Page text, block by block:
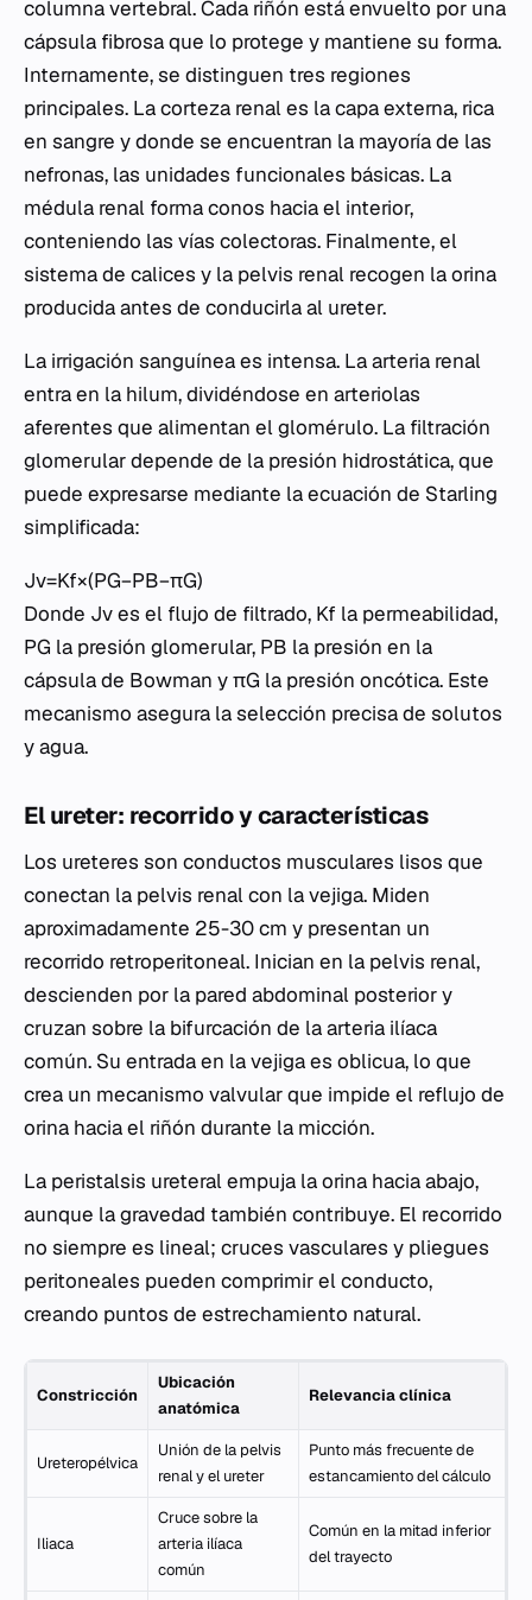
columna vertebral. Cada riñón está envuelto por una
cápsula fibrosa que lo protege y mantiene su forma.
Internamente, se distinguen tres regiones
principales. La corteza renal es la capa externa, rica
en sangre y donde se encuentran la mayoría de las
nefronas, las unidades funcionales básicas. La
médula renal forma conos hacia el interior,
conteniendo las vías colectoras. Finalmente, el
sistema de calices y la pelvis renal recogen la orina
producida antes de conducirla al ureter.
La irrigación sanguínea es intensa. La arteria renal
entra en la hilum, dividéndose en arteriolas
aferentes que alimentan el glomérulo. La filtración
glomerular depende de la presión hidrostática, que
puede expresarse mediante la ecuación de Starling
simplificada:
Jv​=Kf​×(PG​−PB​−πG​)
Donde Jv​ es el flujo de filtrado, Kf​ la permeabilidad,
PG​ la presión glomerular, PB​ la presión en la
cápsula de Bowman y πG​ la presión oncótica. Este
mecanismo asegura la selección precisa de solutos
y agua.
El ureter: recorrido y características
Los ureteres son conductos musculares lisos que
conectan la pelvis renal con la vejiga. Miden
aproximadamente 25-30 cm y presentan un
recorrido retroperitoneal. Inician en la pelvis renal,
descienden por la pared abdominal posterior y
cruzan sobre la bifurcación de la arteria ilíaca
común. Su entrada en la vejiga es oblicua, lo que
crea un mecanismo valvular que impide el reflujo de
orina hacia el riñón durante la micción.
La peristalsis ureteral empuja la orina hacia abajo,
aunque la gravedad también contribuye. El recorrido
no siempre es lineal; cruces vasculares y pliegues
peritoneales pueden comprimir el conducto,
creando puntos de estrechamiento natural.
Constricción
Ubicación
anatómica
Relevancia clínica
Ureteropélvica
Unión de la pelvis
renal y el ureter
Punto más frecuente de
estancamiento del cálculo
Iliaca
Cruce sobre la
arteria ilíaca
común
Común en la mitad inferior
del trayecto